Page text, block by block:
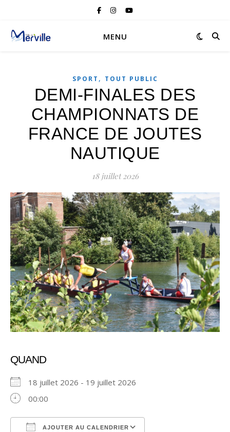
MENU
SPORT , TOUT PUBLIC
DEMI-FINALES DES
CHAMPIONNATS DE
FRANCE DE JOUTES
NAUTIQUE
18 juillet 2026
QUAND
18 juillet 2026 - 19 juillet 2026
00:00
AJOUTER AU CALENDRIER